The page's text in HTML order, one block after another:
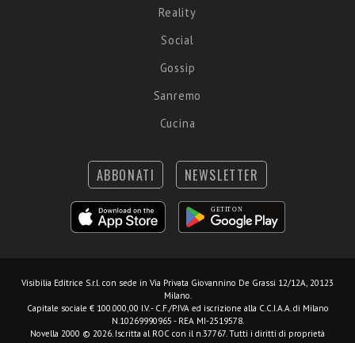
Reality
Social
Gossip
Sanremo
Cucina
ABBONATI NEWSLETTER
Visibilia Editrice S.r.l. con sede in Via Privata Giovannino De Grassi 12/12A, 20123
Milano.
Capitale sociale € 100.000,00 I.V. - C.F./P.IVA ed iscrizione alla C.C.I.A.A. di Milano
N.10269990965 - REA MI-2519578.
Novella 2000 © 2026. Iscritta al ROC con il n.37767. Tutti i diritti di proprietà